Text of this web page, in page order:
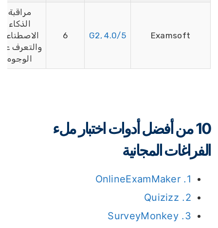
Examsoft
G2, 4.0/5
مراقبة
الذكاء
الاصطناعي
والتعرف على
الوجوه
10 من أفضل أدوات اختبار ملء
المجانية
1. OnlineExamMaker
2. Quizizz
3. SurveyMonkey